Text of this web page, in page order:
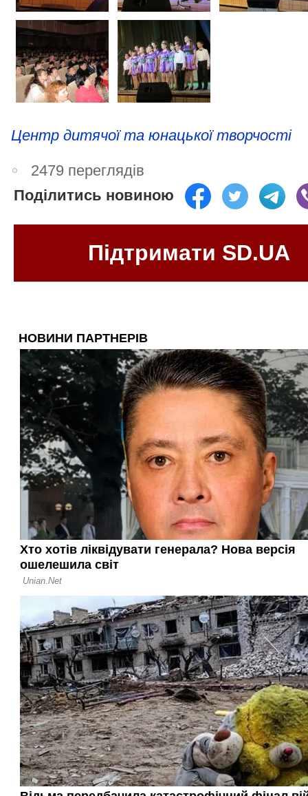
Центр дитячої та юнацької творчості
2479 переглядів
Поділитись новиною
Підтримати SD.UA